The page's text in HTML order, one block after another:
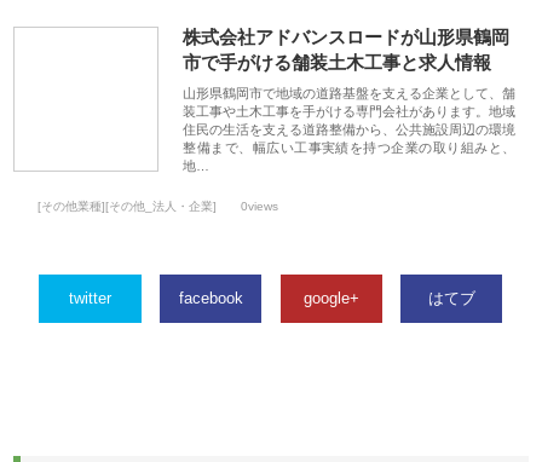
株式会社アドバンスロードが山形県鶴岡
市で手がける舗装土木工事と求人情報
山形県鶴岡市で地域の道路基盤を支える企業として、舗
装工事や土木工事を手がける専門会社があります。地域
住民の生活を支える道路整備から、公共施設周辺の環境
整備まで、幅広い工事実績を持つ企業の取り組みと、
地…
[その他業種][その他_法人・企業] 0views
twitter facebook google+ はてブ